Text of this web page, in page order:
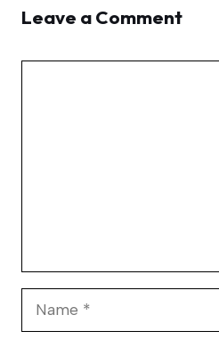
Leave a Comment